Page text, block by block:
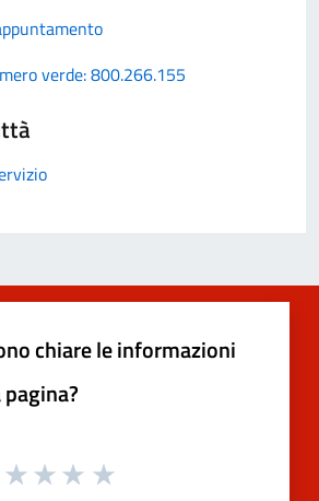
verde: 800.266.155
chiare le informazioni